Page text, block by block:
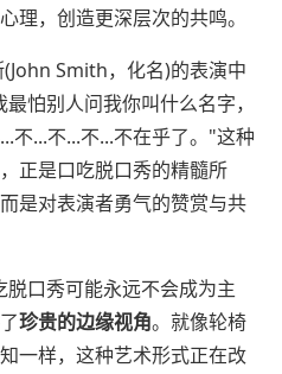
理，创造更深层次的共鸣。
Smith，化名)的表演中
怕别人问我你叫什么名字，
不...不...不...不在乎了。"这种
正是口吃脱口秀的精髓所
是对表演者勇气的赞赏与共
口秀可能永远不会成为主
珍贵的边缘视角。就像轮椅
一样，这种艺术形式正在改